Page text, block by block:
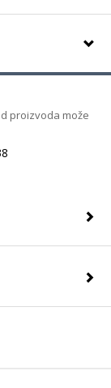
proizvoda može